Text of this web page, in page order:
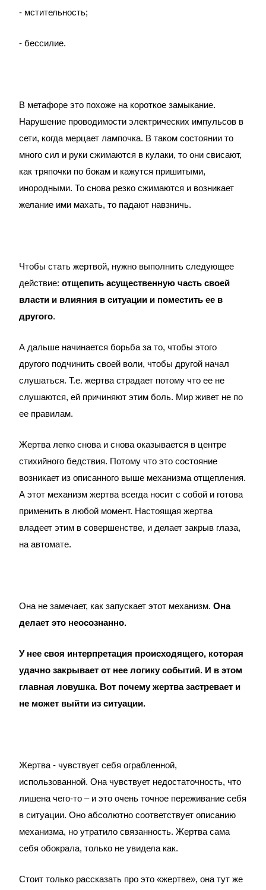
- мстительность;
- бессилие.
В метафоре это похоже на короткое замыкание.
Нарушение проводимости электрических импульсов в
сети, когда мерцает лампочка. В таком состоянии то
много сил и руки сжимаются в кулаки, то они свисают,
как тряпочки по бокам и кажутся пришитыми,
инородными. То снова резко сжимаются и возникает
желание ими махать, то падают навзничь.
Чтобы стать жертвой, нужно выполнить следующее
действие: отщепить асущественную часть своей
власти и влияния в ситуации и поместить ее в
другого.
А дальше начинается борьба за то, чтобы этого
другого подчинить своей воли, чтобы другой начал
слушаться. Т.е. жертва страдает потому что ее не
слушаются, ей причиняют этим боль. Мир живет не по
ее правилам.
Жертва легко снова и снова оказывается в центре
стихийного бедствия. Потому что это состояние
возникает из описанного выше механизма отщепления.
А этот механизм жертва всегда носит с собой и готова
применить в любой момент. Настоящая жертва
владеет этим в совершенстве, и делает закрыв глаза,
на автомате.
Она не замечает, как запускает этот механизм. Она
делает это неосознанно.
У нее своя интерпретация происходящего, которая
удачно закрывает от нее логику событий. И в этом
главная ловушка. Вот почему жертва застревает и
не может выйти из ситуации.
Жертва - чувствует себя ограбленной,
использованной. Она чувствует недостаточность, что
лишена чего-то – и это очень точное переживание себя
в ситуации. Оно абсолютно соответствует описанию
механизма, но утратило связанность. Жертва сама
себя обокрала, только не увидела как.
Стоит только рассказать про это «жертве», она тут же